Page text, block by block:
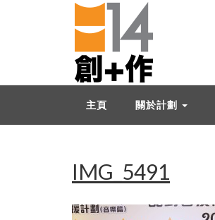
主頁 關於計劃
IMG_5491